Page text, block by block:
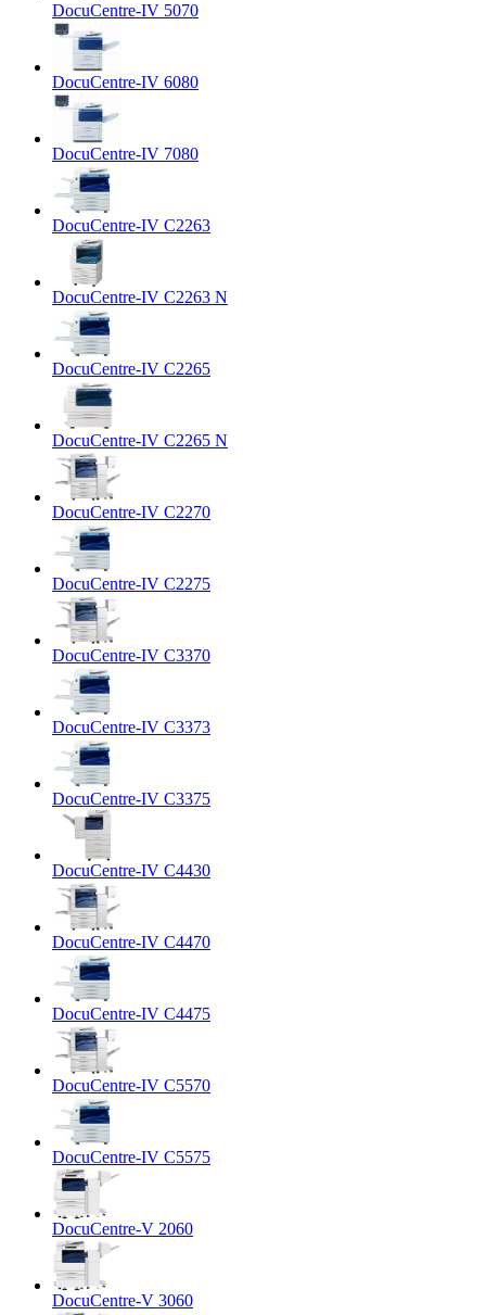
DocuCentre-IV 5070
DocuCentre-IV 6080
DocuCentre-IV 7080
DocuCentre-IV C2263
DocuCentre-IV C2263 N
DocuCentre-IV C2265
DocuCentre-IV C2265 N
DocuCentre-IV C2270
DocuCentre-IV C2275
DocuCentre-IV C3370
DocuCentre-IV C3373
DocuCentre-IV C3375
DocuCentre-IV C4430
DocuCentre-IV C4470
DocuCentre-IV C4475
DocuCentre-IV C5570
DocuCentre-IV C5575
DocuCentre-V 2060
DocuCentre-V 3060